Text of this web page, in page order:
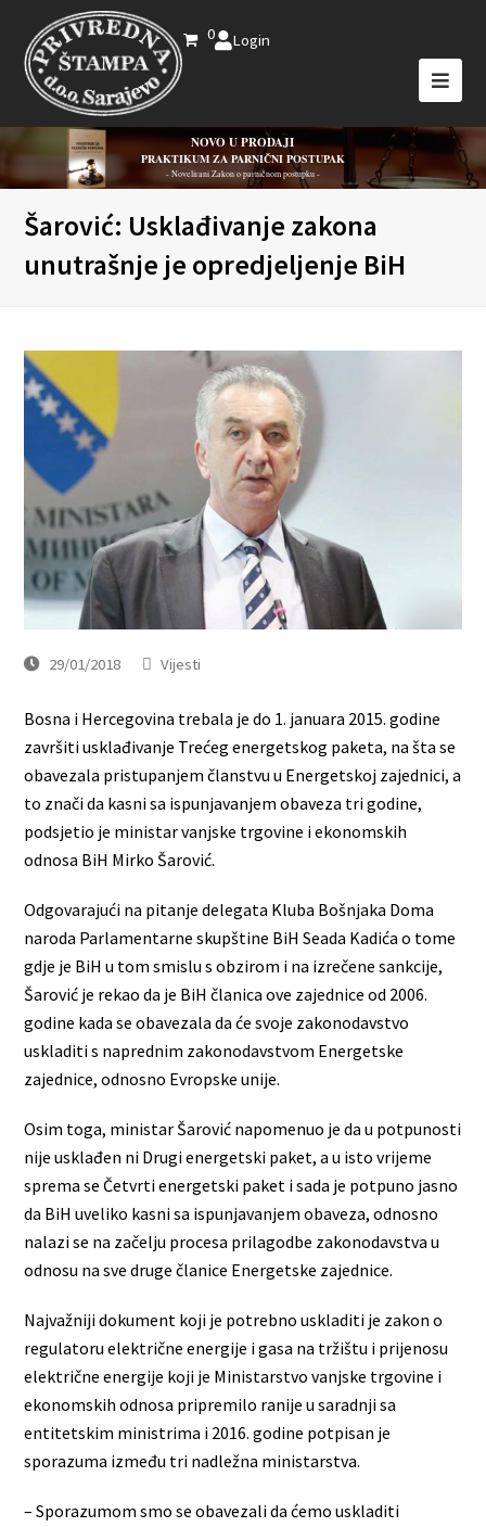
0 Login
NOVO U PRODAJI
PRAKTIKUM ZA PARNIČNI POSTUPAK
- Novelirani Zakon o parničnom postupku -
Šarović: Usklađivanje zakona
unutrašnje je opredjeljenje BiH
29/01/2018 Vijesti
Bosna i Hercegovina trebala je do 1. januara 2015. godine
završiti usklađivanje Trećeg energetskog paketa, na šta se
obavezala pristupanjem članstvu u Energetskoj zajednici, a
to znači da kasni sa ispunjavanjem obaveza tri godine,
podsjetio je ministar vanjske trgovine i ekonomskih
odnosa BiH Mirko Šarović.
Odgovarajući na pitanje delegata Kluba Bošnjaka Doma
naroda Parlamentarne skupštine BiH Seada Kadića o tome
gdje je BiH u tom smislu s obzirom i na izrečene sankcije,
Šarović je rekao da je BiH članica ove zajednice od 2006.
godine kada se obavezala da će svoje zakonodavstvo
uskladiti s naprednim zakonodavstvom Energetske
zajednice, odnosno Evropske unije.
Osim toga, ministar Šarović napomenuo je da u potpunosti
nije usklađen ni Drugi energetski paket, a u isto vrijeme
sprema se Četvrti energetski paket i sada je potpuno jasno
da BiH uveliko kasni sa ispunjavanjem obaveza, odnosno
nalazi se na začelju procesa prilagodbe zakonodavstva u
odnosu na sve druge članice Energetske zajednice.
Najvažniji dokument koji je potrebno uskladiti je zakon o
regulatoru električne energije i gasa na tržištu i prijenosu
električne energije koji je Ministarstvo vanjske trgovine i
ekonomskih odnosa pripremilo ranije u saradnji sa
entitetskim ministrima i 2016. godine potpisan je
sporazuma između tri nadležna ministarstva.
– Sporazumom smo se obavezali da ćemo uskladiti